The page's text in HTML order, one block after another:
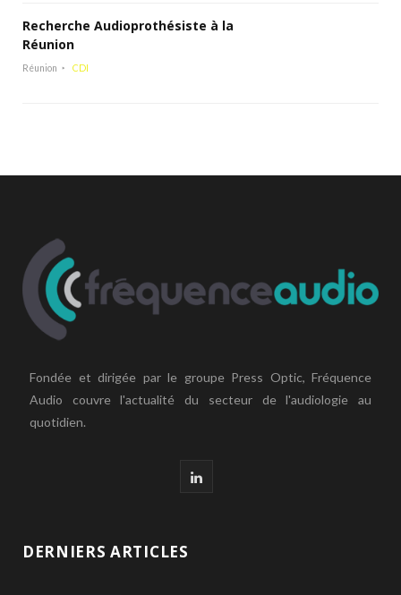
Recherche Audioprothésiste à la
Réunion
Réunion CDI
Fondée et dirigée par le groupe Press Optic, Fréquence
Audio couvre l'actualité du secteur de l'audiologie au
quotidien.
L
DERNIERS ARTICLES